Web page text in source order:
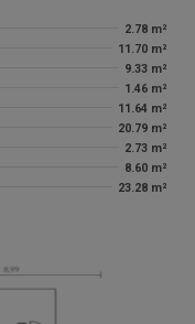
2.78 m²
11.70 m²
9.33 m²
1.46 m²
11.64 m²
20.79 m²
2.73 m²
8.60 m²
23.28 m²